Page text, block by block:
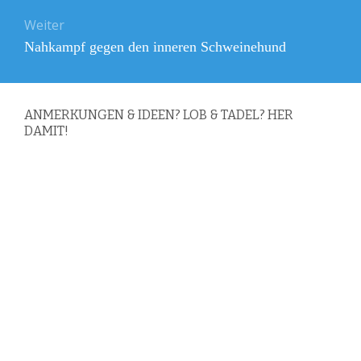
Weiter
Nächster
Nahkampf gegen den inneren Schweinehund
ANMERKUNGEN & IDEEN? LOB & TADEL? HER
DAMIT!